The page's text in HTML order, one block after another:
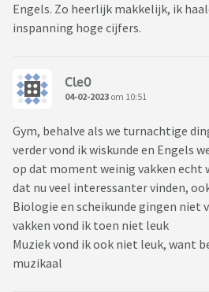
Engels. Zo heerlijk makkelijk, ik
inspanning hoge cijfers.
Cle0
04-02-2023 om 10:51
Gym, behalve als we turnachtige
verder vond ik wiskunde en Engels
op dat moment weinig vakken echt
dat nu veel interessanter vinden,
Biologie en scheikunde gingen niet
vakken vond ik toen niet leuk
Muziek vond ik ook niet leuk, want
muzikaal